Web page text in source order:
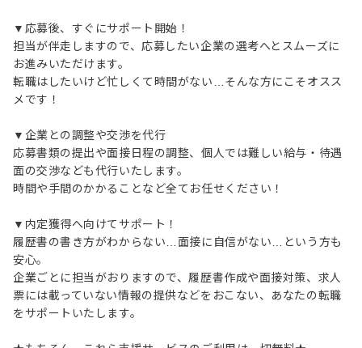
▼応募後、すぐにサポート開始！
担当が伴走しますので、応募したい企業の選考へとスムーズに
お進みいただけます。
転職はしたいけど忙しくて時間がない…そんな方にこそオスス
メです！
▼企業との調整や交渉を代行
応募書類の提出や面接日程の調整、個人では難しい給与・待遇
面の交渉なども代行いたします。
時間や手間のかかることなど全てお任せください！
▼内定獲得へ向けてサポート！
履歴書の書き方がわからない…面接に自信がない…という方も
安心。
企業ごとに担当がおりますので、履歴書作成や面接対策、求人
票には載っていない情報の提供などをおこない、あなたの転職
をサポートいたします。